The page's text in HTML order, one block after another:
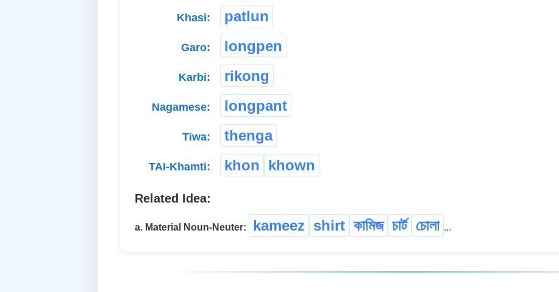
Khasi: patlun
Garo: longpen
Karbi: rikong
Nagamese: longpant
Tiwa: thenga
TAI-Khamti: khon khown
Related Idea:
a. Material Noun-Neuter: kameez shirt কামিজ চাৰ্ট চোলা ...